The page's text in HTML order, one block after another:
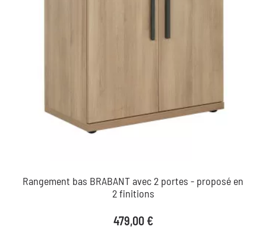
Rangement bas BRABANT avec 2 portes - proposé en
2 finitions
Prix
479,00 €